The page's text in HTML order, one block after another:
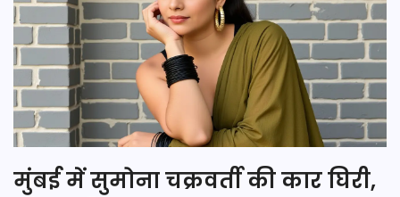
मुंबई में सुमोना चक्रवर्ती की कार घिरी,